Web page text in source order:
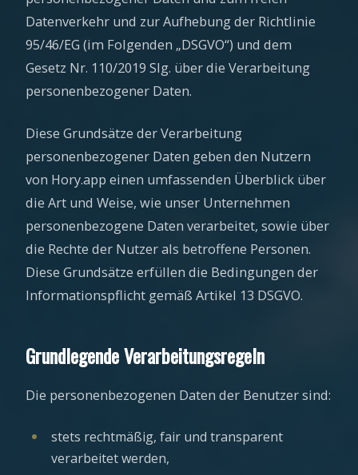
Datenverkehr und zur Aufhebung der Richtlinie
95/46/EG (im Folgenden „DSGVO“) und dem
Gesetz Nr. 110/2019 Slg. über die Verarbeitung
personenbezogener Daten.
Diese Grundsätze der Verarbeitung
personenbezogener Daten geben den Nutzern
von Hory.app einen umfassenden Überblick über
die Art und Weise, wie unser Unternehmen
personenbezogene Daten verarbeitet, sowie über
die Rechte der Nutzer als betroffene Personen.
Diese Grundsätze erfüllen die Bedingungen der
Informationspflicht gemäß Artikel 13 DSGVO.
Grundlegende Verarbeitungsregeln
Die personenbezogenen Daten der Benutzer sind:
stets rechtmäßig, fair und transparent
verarbeitet werden,